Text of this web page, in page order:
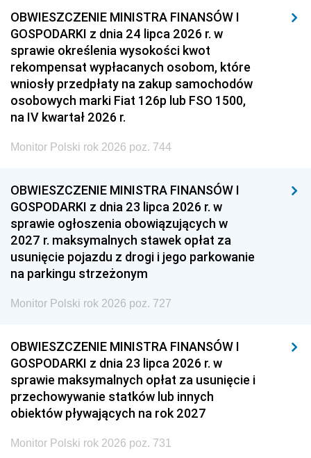
OBWIESZCZENIE MINISTRA FINANSÓW I
GOSPODARKI z dnia 24 lipca 2026 r. w
sprawie określenia wysokości kwot
rekompensat wypłacanych osobom, które
wniosły przedpłaty na zakup samochodów
osobowych marki Fiat 126p lub FSO 1500,
na IV kwartał 2026 r.
Monitor Polski rok 2026 poz. 744
OBWIESZCZENIE MINISTRA FINANSÓW I
GOSPODARKI z dnia 23 lipca 2026 r. w
sprawie ogłoszenia obowiązujących w
2027 r. maksymalnych stawek opłat za
usunięcie pojazdu z drogi i jego parkowanie
na parkingu strzeżonym
Monitor Polski rok 2026 poz. 727
OBWIESZCZENIE MINISTRA FINANSÓW I
GOSPODARKI z dnia 23 lipca 2026 r. w
sprawie maksymalnych opłat za usunięcie i
przechowywanie statków lub innych
obiektów pływających na rok 2027
Monitor Polski rok 2026 poz. 731